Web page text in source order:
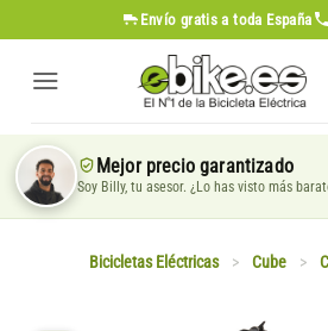
al
contenido
Envío gratis a toda España
Mejor precio garantizado
Soy Billy, tu asesor. ¿Lo has visto más
Bicicletas Eléctricas > Cube >